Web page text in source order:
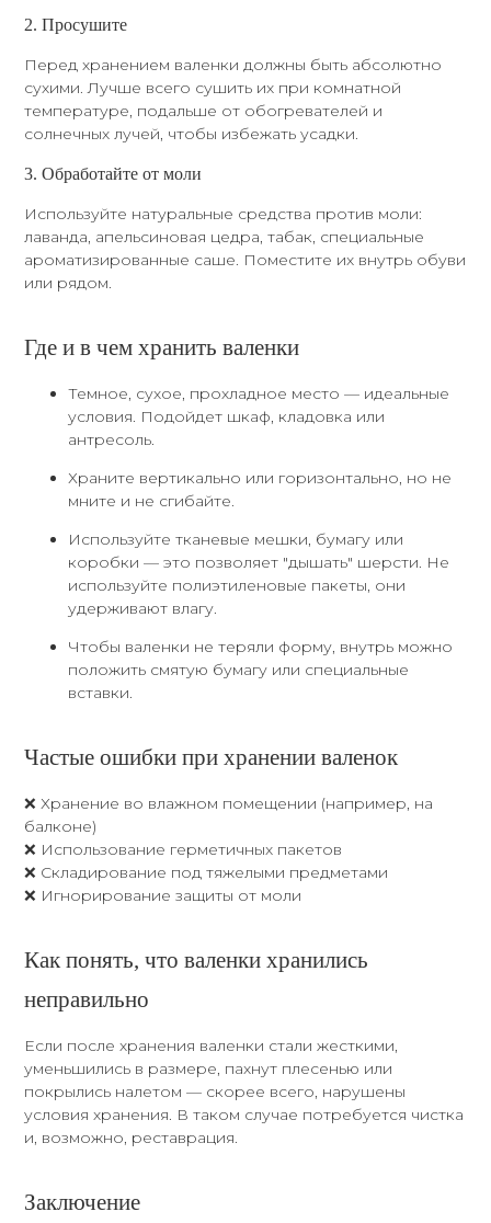
2. Просушите
Перед хранением валенки должны быть абсолютно
сухими. Лучше всего сушить их при комнатной
температуре, подальше от обогревателей и
солнечных лучей, чтобы избежать усадки.
3. Обработайте от моли
Используйте натуральные средства против моли:
лаванда, апельсиновая цедра, табак, специальные
ароматизированные саше. Поместите их внутрь обуви
или рядом.
Где и в чем хранить валенки
Темное, сухое, прохладное место — идеальные
условия. Подойдет шкаф, кладовка или
антресоль.
Храните вертикально или горизонтально, но не
мните и не сгибайте.
Используйте тканевые мешки, бумагу или
коробки — это позволяет "дышать" шерсти. Не
используйте полиэтиленовые пакеты, они
удерживают влагу.
Чтобы валенки не теряли форму, внутрь можно
положить смятую бумагу или специальные
вставки.
Частые ошибки при хранении валенок
❌ Хранение во влажном помещении (например, на
балконе)
❌ Использование герметичных пакетов
❌ Складирование под тяжелыми предметами
❌ Игнорирование защиты от моли
Как понять, что валенки хранились
неправильно
Если после хранения валенки стали жесткими,
уменьшились в размере, пахнут плесенью или
покрылись налетом — скорее всего, нарушены
условия хранения. В таком случае потребуется чистка
и, возможно, реставрация.
Заключение